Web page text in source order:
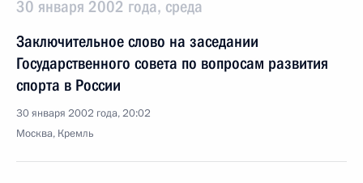
30 января 2002 года, среда
Заключительное слово на заседании
Государственного совета по вопросам развития
спорта в России
30 января 2002 года, 20:02
Москва, Кремль